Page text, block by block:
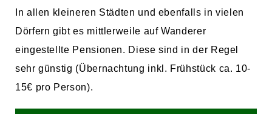
In allen kleineren Städten und ebenfalls in vielen
Dörfern gibt es mittlerweile auf Wanderer
eingestellte Pensionen. Diese sind in der Regel
sehr günstig (Übernachtung inkl. Frühstück ca. 10-
15€ pro Person).